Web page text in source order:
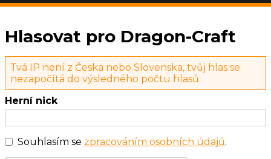
Hlasovat pro Dragon-Craft
Tvá IP není z Česka nebo Slovenska, tvůj hlas se
nezapočítá do výsledného počtu hlasů.
Herní nick
Souhlasím se zpracováním osobních údajů.